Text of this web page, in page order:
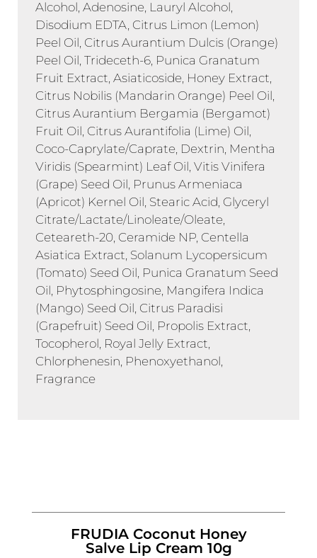
Alcohol, Adenosine, Lauryl Alcohol,
Disodium EDTA, Citrus Limon (Lemon)
Peel Oil, Citrus Aurantium Dulcis (Orange)
Peel Oil, Trideceth-6, Punica Granatum
Fruit Extract, Asiaticoside, Honey Extract,
Citrus Nobilis (Mandarin Orange) Peel Oil,
Citrus Aurantium Bergamia (Bergamot)
Fruit Oil, Citrus Aurantifolia (Lime) Oil,
Coco-Caprylate/Caprate, Dextrin, Mentha
Viridis (Spearmint) Leaf Oil, Vitis Vinifera
(Grape) Seed Oil, Prunus Armeniaca
(Apricot) Kernel Oil, Stearic Acid, Glyceryl
Citrate/Lactate/Linoleate/Oleate,
Ceteareth-20, Ceramide NP, Centella
Asiatica Extract, Solanum Lycopersicum
(Tomato) Seed Oil, Punica Granatum Seed
Oil, Phytosphingosine, Mangifera Indica
(Mango) Seed Oil, Citrus Paradisi
(Grapefruit) Seed Oil, Propolis Extract,
Tocopherol, Royal Jelly Extract,
Chlorphenesin, Phenoxyethanol,
Fragrance
FRUDIA Coconut Honey
Salve Lip Cream 10g